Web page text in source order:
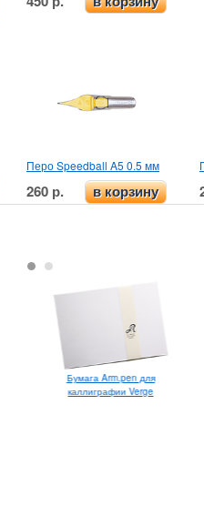
Перо Speedball A5 0.5 мм
260 р. в корзину
Бумага Arm.pen для
каллиграфии Verge